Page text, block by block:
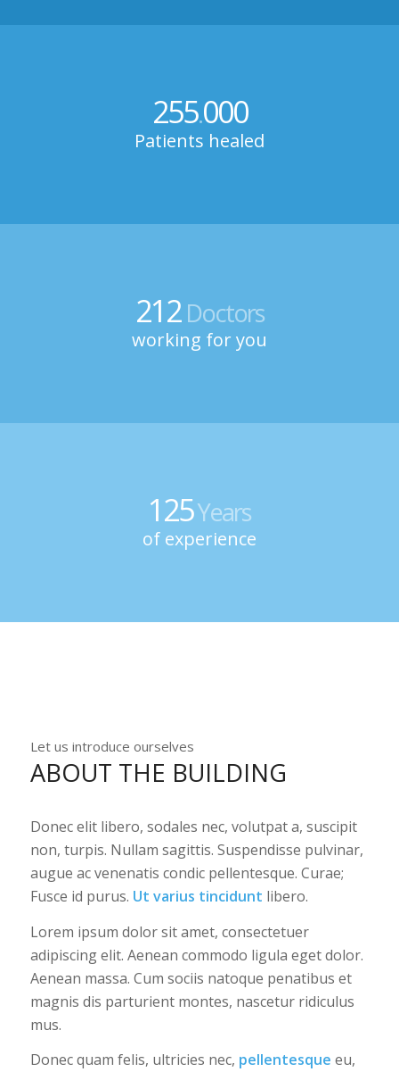
255.000
Patients healed
212Doctors
working for you
125Years
of experience
Let us introduce ourselves
ABOUT THE BUILDING
Donec elit libero, sodales nec, volutpat a, suscipit
non, turpis. Nullam sagittis. Suspendisse pulvinar,
augue ac venenatis condic pellentesque. Curae;
Fusce id purus. Ut varius tincidunt libero.
Lorem ipsum dolor sit amet, consectetuer
adipiscing elit. Aenean commodo ligula eget dolor.
Aenean massa. Cum sociis natoque penatibus et
magnis dis parturient montes, nascetur ridiculus
mus.
Donec quam felis, ultricies nec, pellentesque eu,